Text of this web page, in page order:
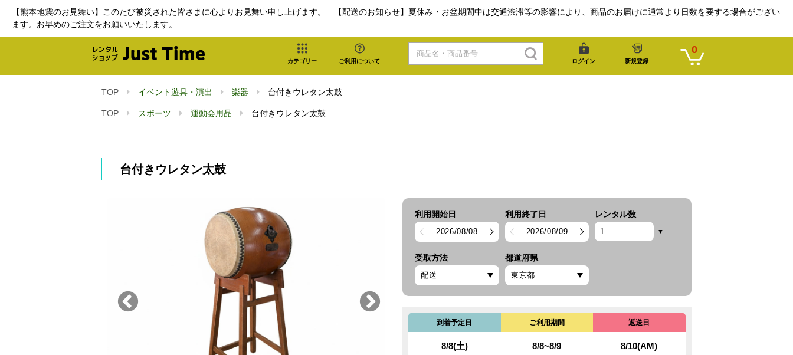
【熊本地震のお見舞い】このたび被災された皆さまに心よりお見舞い申し上げます。 【配送のお知らせ】夏休み・お盆期間中は交通渋滞等の影響により、商品のお届けに通常より日数を要する場合がござい
ます。お早めのご注文をお願いいたします。
カテゴリー ご利用について ログイン 新規登録
0
TOP イベント遊具・演出 楽器 台付きウレタン太鼓
TOP スポーツ 運動会用品 台付きウレタン太鼓
台付きウレタン太鼓
利用開始日
2026/08/08
利用終了日
2026/08/09
レンタル数
受取方法 都道府県
到着予定日
8/8(土)
ご利用期間
8/8~8/9
返送日
8/10(AM)